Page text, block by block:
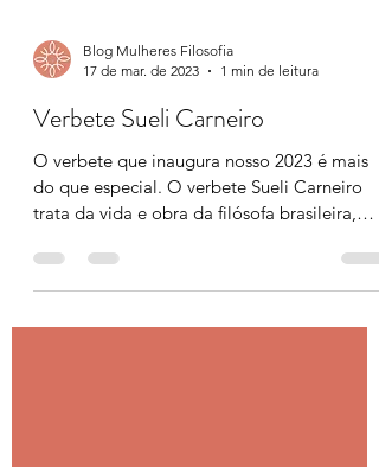
Blog Mulheres Filosofia
17 de mar. de 2023
1 min de leitura
Verbete Sueli Carneiro
O verbete que inaugura nosso 2023 é mais
do que especial. O verbete Sueli Carneiro